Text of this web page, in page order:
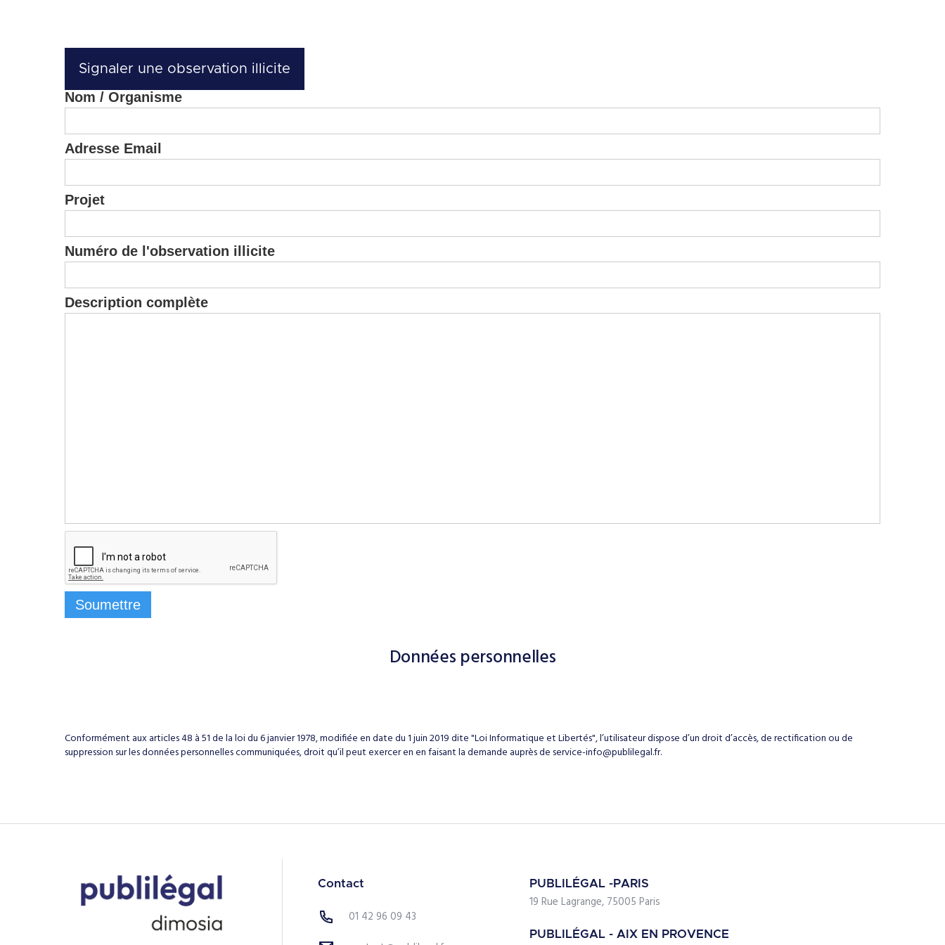
Signaler une observation illicite
Nom / Organisme
Adresse Email
Projet
Numéro de l'observation illicite
Description complète
Données personnelles
Conformément aux articles 48 à 51 de la loi du 6 janvier 1978, modifiée en date du 1 juin 2019 dite "Loi Informatique et Libertés", l’utilisateur dispose d’un droit d’accès, de rectification ou de
suppression sur les données personnelles communiquées, droit qu’il peut exercer en en faisant la demande auprès de service-info@publilegal.fr.
Contact
01 42 96 09 43
PUBLILÉGAL -PARIS
19 Rue Lagrange, 75005 Paris
PUBLILÉGAL - AIX EN PROVENCE